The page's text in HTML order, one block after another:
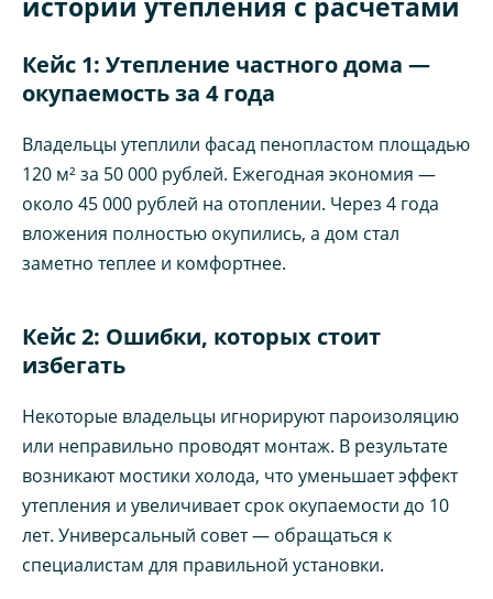
Кейс 1: Утепление частного дома —
окупаемость за 4 года
Владельцы утеплили фасад пенопластом площадью
120 м² за 50 000 рублей. Ежегодная экономия —
около 45 000 рублей на отоплении. Через 4 года
вложения полностью окупились, а дом стал
заметно теплее и комфортнее.
Кейс 2: Ошибки, которых стоит
избегать
Некоторые владельцы игнорируют пароизоляцию
или неправильно проводят монтаж. В результате
возникают мостики холода, что уменьшает эффект
утепления и увеличивает срок окупаемости до 10
лет. Универсальный совет — обращаться к
специалистам для правильной установки.